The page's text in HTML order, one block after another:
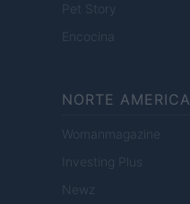
Pet Story
Encocina
NORTE AMERICA
Womanmagazine
Investing Plus
Newz